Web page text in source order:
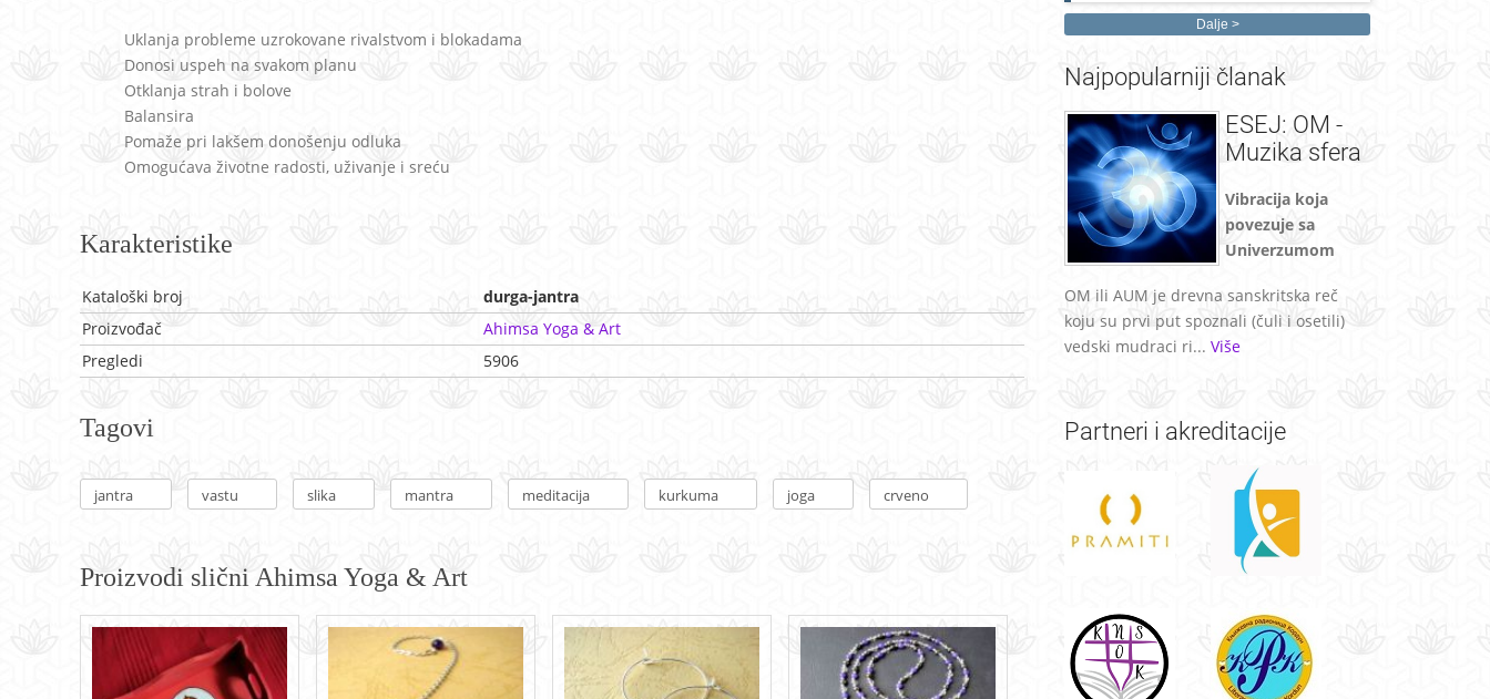
Uklanja probleme uzrokovane rivalstvom i blokadama
Donosi uspeh na svakom planu
Otklanja strah i bolove
Balansira
Pomaže pri lakšem donošenju odluka
Omogućava životne radosti, uživanje i sreću
Karakteristike
Kataloški broj
durga-jantra
Proizvođač
Ahimsa Yoga & Art
Pregledi
5906
Tagovi
jantra vastu slika mantra meditacija kurkuma joga crveno
Proizvodi slični Ahimsa Yoga & Art
Dalje
Najpopularniji članak
ESEJ: OM -
Muzika sfera
Vibracija koja
povezuje sa
Univerzumom
OM ili AUM je drevna sanskritska reč
koju su prvi put spoznali (čuli i osetili)
vedski mudraci ri... Više
Partneri i akreditacije